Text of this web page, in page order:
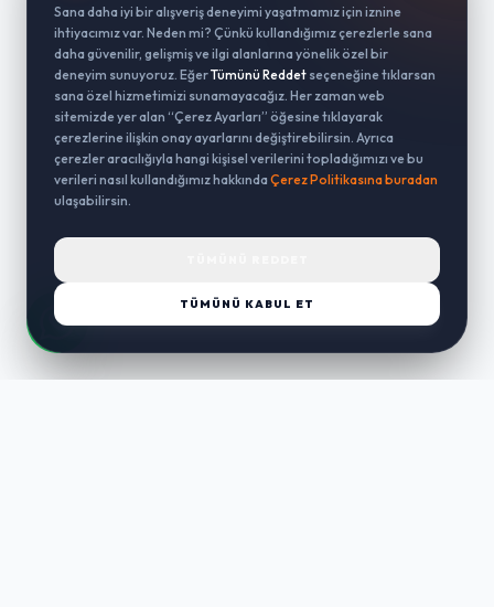
Sana daha iyi bir alışveriş deneyimi yaşatmamız için iznine
ihtiyacımız var. Neden mi? Çünkü kullandığımız çerezlerle sana
daha güvenilir, gelişmiş ve ilgi alanlarına yönelik özel bir
deneyim sunuyoruz. EğerTümünü Reddet seçeneğine tıklarsan
sana özel hizmetimizi sunamayacağız. Her zaman web
sitemizde yer alan “Çerez Ayarları” öğesine tıklayarak
çerezlerine ilişkin onay ayarlarını değiştirebilirsin. Ayrıca
çerezler aracılığıyla hangi kişisel verilerini topladığımızı ve bu
verileri nasıl kullandığımız hakkında Çerez Politikasına buradan
ulaşabilirsin.
TÜMÜNÜ KABUL ET